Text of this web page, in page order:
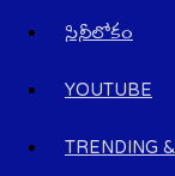
సినీలోకం
YOUTUBE
TRENDING